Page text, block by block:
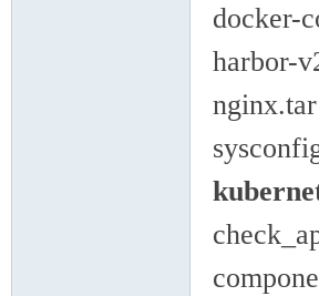
docker-
harbor-
nginx.tar